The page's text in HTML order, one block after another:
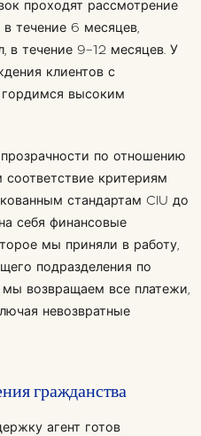
проходят рассмотрение
течение 6 месяцев,
в течение 9–12 месяцев. У
клиентов с
высоким
по отношению
критериям
стандартам CIU до
себя финансовые
мы приняли в работу,
подразделения по
возвращаем все платежи,
невозвратные
гражданства
агент готов